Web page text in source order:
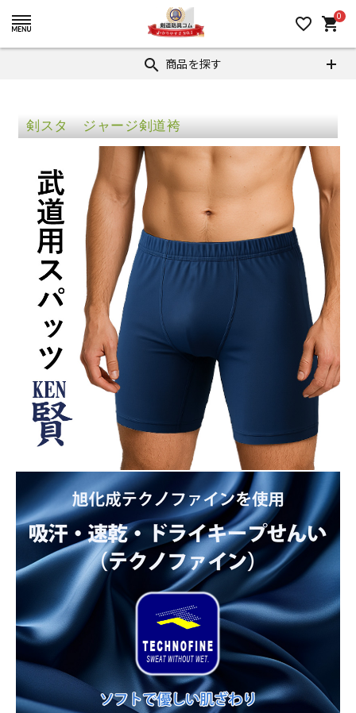
favorite_border 0
shopping_cart
search 商品を探す
剣スタ ジャージ剣道袴